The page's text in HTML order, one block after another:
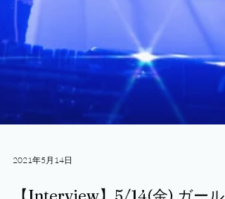
2021年5月14日